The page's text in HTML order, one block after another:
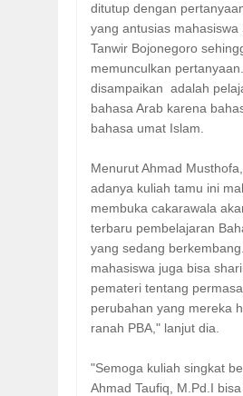
ditutup dengan
yang antusias mahasiswa
Tanwir Bojonegoro
memunculkan
disampaikan adalah
bahasa Arab karena
bahasa umat Islam.
Menurut Ahmad
adanya kuliah tamu ini
membuka cakarawala
terbaru pembelajaran
yang sedang
mahasiswa juga bisa
pemateri tentang
perubahan yang mereka
ranah PBA," lanjut dia.
"Semoga kuliah singkat
Ahmad Taufiq, M.Pd.I